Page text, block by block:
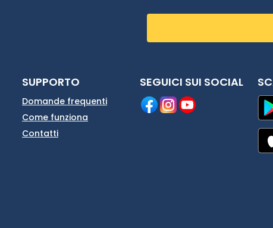
SUPPORTO
Domande frequenti
Come funziona
Contatti
SEGUICI SUI SOCIAL